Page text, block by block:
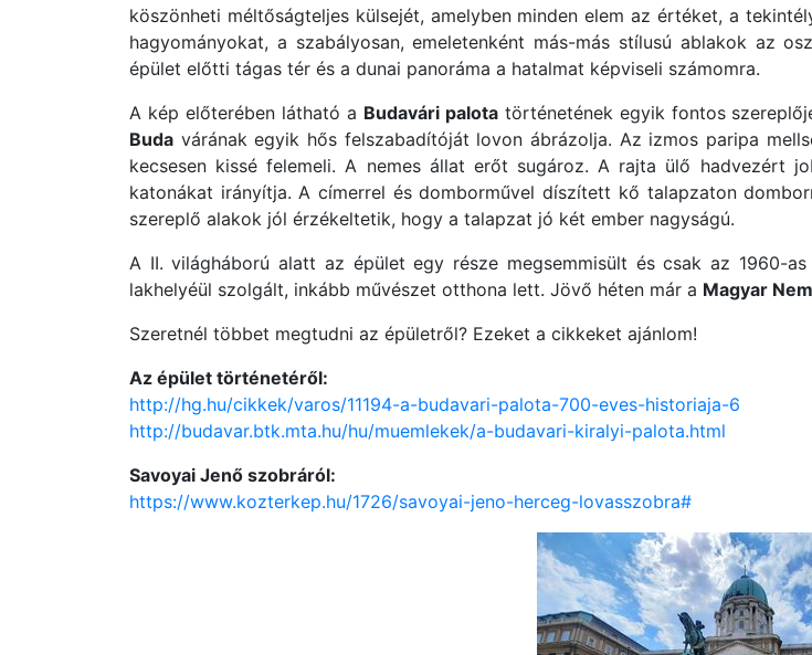
köszönheti méltőságteljes külsejét, amelyben minden elem az értéket, a
hagyományokat, a szabályosan, emeletenként más-más stílusú ablakok az
épület előtti tágas tér és a dunai panoráma a hatalmat képviseli számomra.
A kép előterében látható a Budavári palotatörténetének egyik fontos
Buda várának egyik hős felszabadítóját lovon ábrázolja. Az izmos paripa
kecsesen kissé felemeli. A nemes állat erőt sugároz. A rajta ülő hadvezért
katonákat irányítja. A címerrel és domborművel díszített kő talapzaton
szereplő alakok jól érzékeltetik, hogy a talapzat jó két ember nagyságú.
A II. világháború alatt az épület egy része megsemmisült és csak az 1960-
lakhelyéül szolgált, inkább művészet otthona lett. Jövő héten már a Magyar
Szeretnél többet megtudni az épületről? Ezeket a cikkeket ajánlom!
Az épület történetéről:
http://hg.hu/cikkek/varos/11194-a-budavari-palota-700-eves-historiaja-6
http://budavar.btk.mta.hu/hu/muemlekek/a-budavari-kiralyi-palota.html
Savoyai Jenő szobráról:
https://www.kozterkep.hu/1726/savoyai-jeno-herceg-lovasszobra#